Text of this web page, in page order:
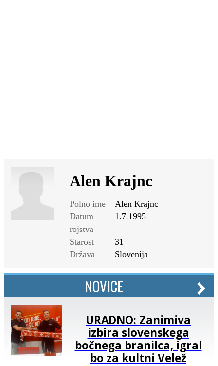
Alen Krajnc
Polno ime
Alen Krajnc
Datum
rojstva
1.7.1995
Starost
31
Država
Slovenija
NOVICE
URADNO: Zanimiva
izbira slovenskega
bočnega branilca, igral
bo za kultni Velež